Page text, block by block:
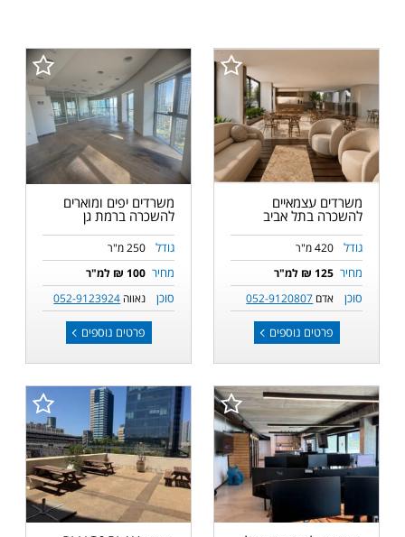
משרדים עצמאיים
להשכרה בתל אביב
גודל 420 מ"ר
מחיר 125 ₪ למ"ר
סוכן אדם 052-9120807
פרטים נוספים
משרדים יפים ומוארים
להשכרה ברמת גן
גודל 250 מ"ר
מחיר 100 ₪ למ"ר
סוכן נאווה 052-9123924
פרטים נוספים